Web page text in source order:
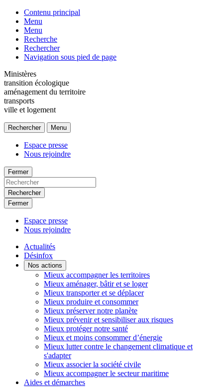
Contenu principal
Menu
Menu
Recherche
Rechercher
Navigation sous pied de page
Ministères
transition écologique
aménagement du territoire
transports
ville et logement
Rechercher Menu
Espace presse
Nous rejoindre
Fermer
Rechercher
Fermer
Espace presse
Nous rejoindre
Actualités
Désinfox
Nos actions
Mieux accompagner les territoires
Mieux aménager, bâtir et se loger
Mieux transporter et se déplacer
Mieux produire et consommer
Mieux préserver notre planète
Mieux prévenir et sensibiliser aux risques
Mieux protéger notre santé
Mieux et moins consommer d’énergie
Mieux lutter contre le changement climatique et
s'adapter
Mieux associer la société civile
Mieux accompagner le secteur maritime
Aides et démarches